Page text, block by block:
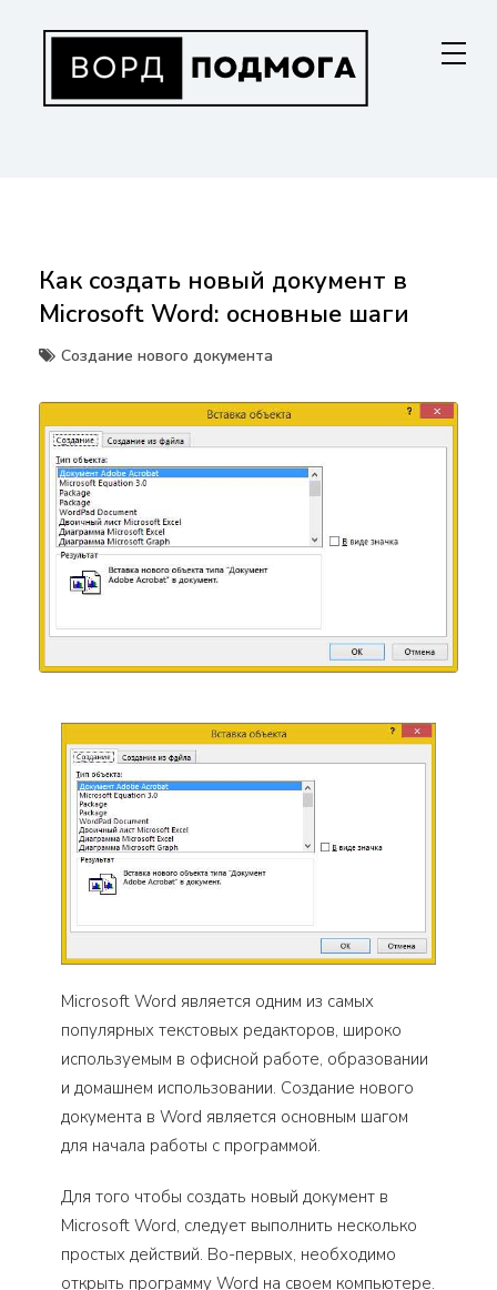
содержанию
Как создать новый документ в
Microsoft Word: основные шаги
Создание нового документа
Microsoft Word является одним из самых
популярных текстовых редакторов, широко
используемым в офисной работе, образовании
и домашнем использовании. Создание нового
документа в Word является основным шагом
для начала работы с программой.
Для того чтобы создать новый документ в
Microsoft Word, следует выполнить несколько
простых действий. Во-первых, необходимо
открыть программу Word на своем компьютере.